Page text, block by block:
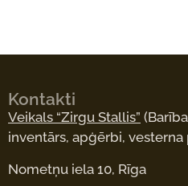
Kontakti
Veikals “Zirgu Stallis”
inventārs, apģērbi, vesterna
Nometņu iela 10, Rīga